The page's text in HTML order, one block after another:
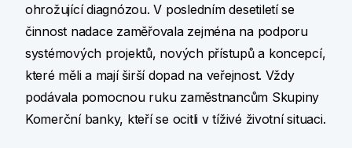
ohrožující diagnózou. V posledním desetiletí se
činnost nadace zaměřovala zejména na podporu
systémových projektů, nových přístupů a koncepcí,
které měli a mají širší dopad na veřejnost. Vždy
podávala pomocnou ruku zaměstnancům Skupiny
Komerční banky, kteří se ocitli v tíživé životní situaci.